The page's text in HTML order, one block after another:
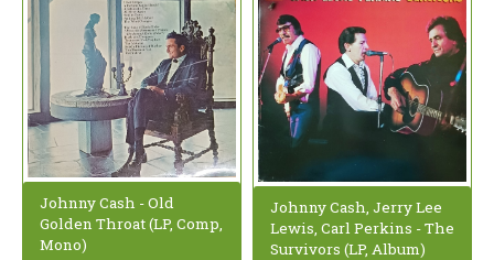
Johnny Cash - Old
Golden Throat (LP, Comp,
Mono)
Johnny Cash, Jerry Lee
Lewis, Carl Perkins - The
Survivors (LP, Album)